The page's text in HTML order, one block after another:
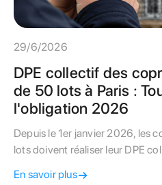
29/6/2026
DPE collectif des
de 50 lots à Paris :
l'obligation 2026
Depuis le 1er janvier 2026, les
lots doivent réaliser leur DPE
En savoir plus